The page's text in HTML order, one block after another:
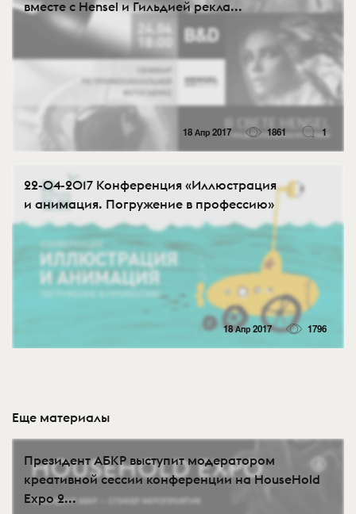
вместе с Hensel и Гильдией рекла...
18 Апр 2017 1861 1
22-04-2017 Конференция «Иллюстрация
и анимация. Погружение в профессию»
18 Апр 2017 1796
Еще материалы
Президент АБКР выступит модератором
креативной сессии конференции на HouseHold
Expo 2...